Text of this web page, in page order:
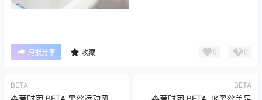
海报分享 收藏 0 0
BETA BETA